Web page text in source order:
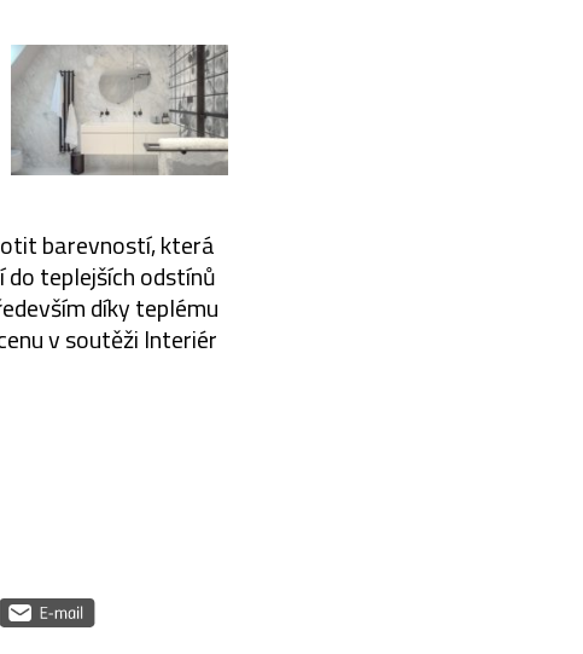
barevností, která
do teplejších odstínů
díky teplému
v soutěži Interiér